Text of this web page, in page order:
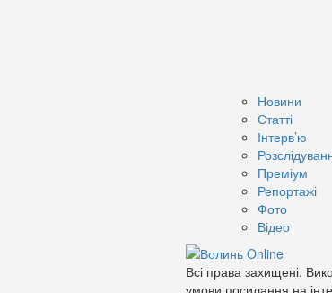
Новини
Статті
Інтерв’ю
Преміум
Репортажі
Фото
Відео
Всі права захищені.